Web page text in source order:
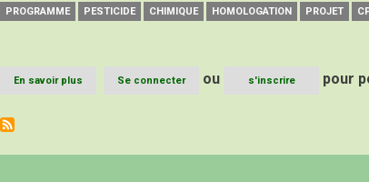
PROGRAMME PESTICIDE CHIMIQUE HOMOLOGATION PROJET
En savoir plus
Suivi
et
Se connecter ou s'inscrire pour